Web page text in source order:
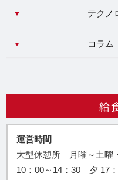
テクノ
コラム
運営時間
大型休憩所 月曜～土曜
10：00～14：30 夕 17